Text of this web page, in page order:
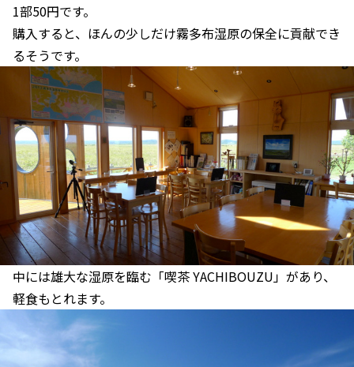
1部50円です。
購入すると、ほんの少しだけ霧多布湿原の保全に貢献でき
るそうです。
中には雄大な湿原を臨む「喫茶 YACHIBOUZU」があり、
軽食もとれます。